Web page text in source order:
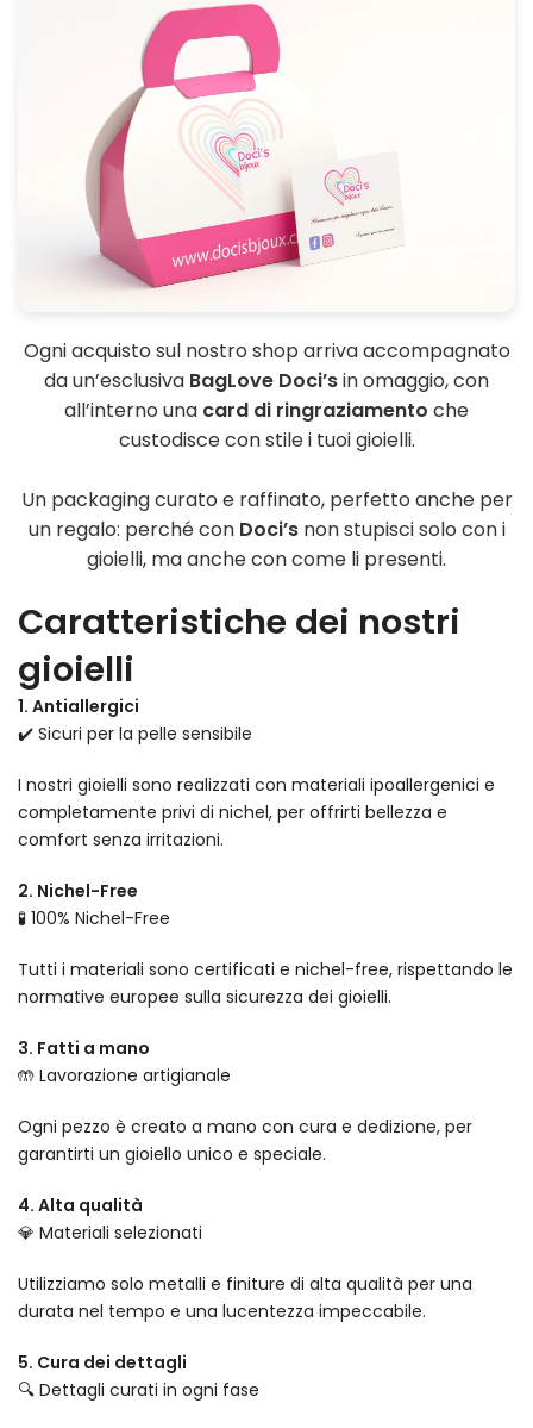
Ogni acquisto sul nostro shop arriva accompagnato
da un’esclusiva BagLove Doci’sin omaggio, con
all’interno una card di ringraziamento che
custodisce con stile i tuoi gioielli.
Un packaging curato e raffinato, perfetto anche per
un regalo: perché con Doci’snon stupisci solo con i
gioielli, ma anche con come li presenti.
Caratteristiche dei nostri
gioielli
1. Antiallergici
✔️ Sicuri per la pelle sensibile
I nostri gioielli sono realizzati con materiali ipoallergenici e
completamente privi di nichel, per offrirti bellezza e
comfort senza irritazioni.
2. Nichel-Free
🧪 100% Nichel-Free
Tutti i materiali sono certificati e nichel-free, rispettando le
normative europee sulla sicurezza dei gioielli.
3. Fatti a mano
🤲 Lavorazione artigianale
Ogni pezzo è creato a mano con cura e dedizione, per
garantirti un gioiello unico e speciale.
4. Alta qualità
💎 Materiali selezionati
Utilizziamo solo metalli e finiture di alta qualità per una
durata nel tempo e una lucentezza impeccabile.
5. Cura dei dettagli
🔍 Dettagli curati in ogni fase